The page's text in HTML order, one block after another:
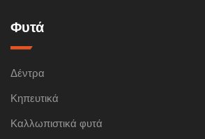
Φυτά
Δέντρα
Κηπευτικά
Καλλωπιστικά φυτά